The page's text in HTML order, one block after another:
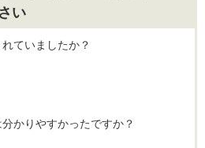
い
ていましたか？
かりやすかったですか？